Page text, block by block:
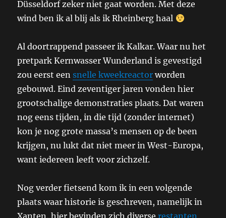
Düsseldorf zeker niet gaat worden. Met deze
wind ben ik al blij als ik Rheinberg haal
Al doortrappend passeer ik Kalkar. Waar nu het
pretpark Kernwasser Wunderland is gevestigd
zou eerst een snelle kweekreactor worden
gebouwd. Eind zeventiger jaren vonden hier
grootschalige demonstraties plaats. Dat waren
nog eens tijden, in die tijd (zonder internet)
kon je nog grote massa’s mensen op de been
krijgen, nu lukt dat niet meer in West-Europa,
want iedereen leeft voor zichzelf.
Nog verder fietsend kom ik in een volgende
plaats waar historie is geschreven, namelijk in